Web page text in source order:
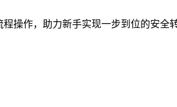
操作，助力新手实现一步到位的安全